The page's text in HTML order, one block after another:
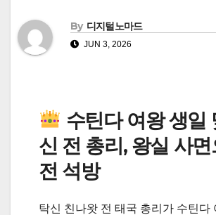
By 디지털노마드
JUN 3, 2026
수틴다 여왕 생일
신 전 총리, 왕실 사
전 석방
탁신 친나왓 전 태국 총리가 수틴다